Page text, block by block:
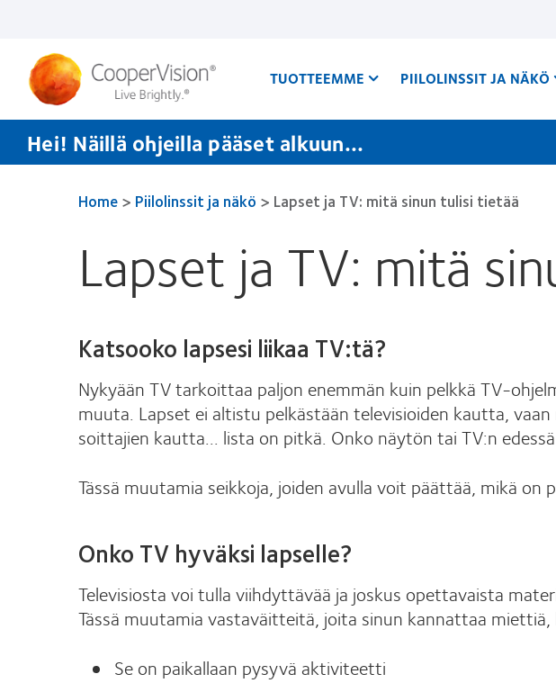
TUOTTEEMME PIILOLINSSIT JA NÄKÖ
Hei! Näillä ohjeilla pääset alkuun...
Home> Piilolinssit ja näkö > Lapset ja TV: mitä sinun tulisi tietää
Lapset ja TV: mitä
Katsooko lapsesi liikaa TV:tä?
Nykyään TV tarkoittaa paljon enemmän kuin pelkkä TV-
muuta. Lapset ei altistu pelkästään televisioiden kautta,
soittajien kautta... lista on pitkä. Onko näytön tai TV:n
Tässä muutamia seikkoja, joiden avulla voit päättää, mikä on
Onko TV hyväksi lapselle?
Televisiosta voi tulla viihdyttävää ja joskus opettavaista
Tässä muutamia vastaväitteitä, joita sinun kannattaa
Se on paikallaan pysyvä aktiviteetti